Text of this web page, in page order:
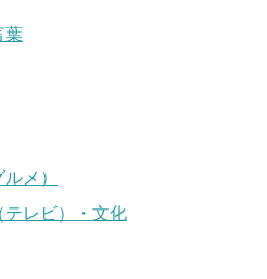
葉
メ）
レビ）・文化